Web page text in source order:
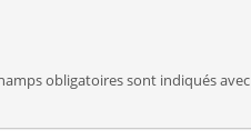
obligatoires sont indiqués avec